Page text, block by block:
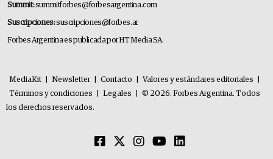
Summit:summitforbes@forbesargentina.com
Suscripciones:suscripciones@forbes.ar
Forbes Argentina es publicada por HT Media SA.
MediaKit Newsletter Contacto Valores y estándares editoriales
Términos y condiciones
Legales
© 2026. Forbes Argentina. Todos
los derechos reservados.